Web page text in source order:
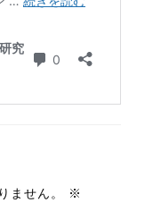
ません。
※